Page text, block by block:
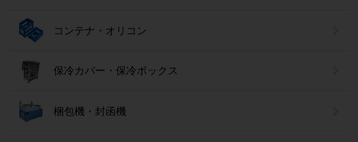
コンテナ・オリコン
保冷カバー・保冷ボックス
梱包機・封函機